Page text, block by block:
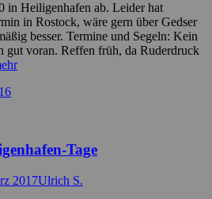
in Heiligenhafen ab. Leider hat
in Rostock, wäre gern über Gedser
besser. Termine und Segeln: Kein
gut voran. Reffen früh, da Ruderdruck
Tage
2017Autor
Ulrich S.